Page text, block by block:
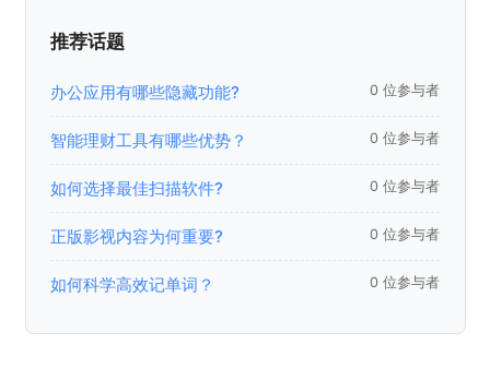
推荐话题
办公应用有哪些隐藏功能? 0 位参与者
智能理财工具有哪些优势？ 0 位参与者
如何选择最佳扫描软件? 0 位参与者
正版影视内容为何重要? 0 位参与者
如何科学高效记单词？ 0 位参与者